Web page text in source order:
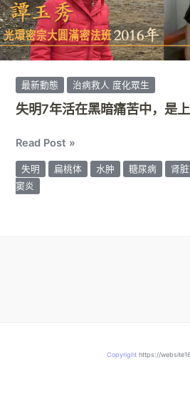
最新動態 治病救人 度化眾生
失明7年活在黑暗痛苦中，是上
暗
痛
苦
中，
是
上
师
我
重
生！
Read Post »
失明 扁桃体 水肿 糖尿病 肾脏
窦炎
Copyright https://